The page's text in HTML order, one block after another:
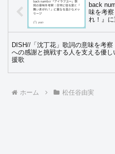
back
味を考
れ！』
DISH//「沈丁花」歌詞の意味を考察
への感謝と挑戦する人を支える優し
援歌
ホーム 松任谷由実